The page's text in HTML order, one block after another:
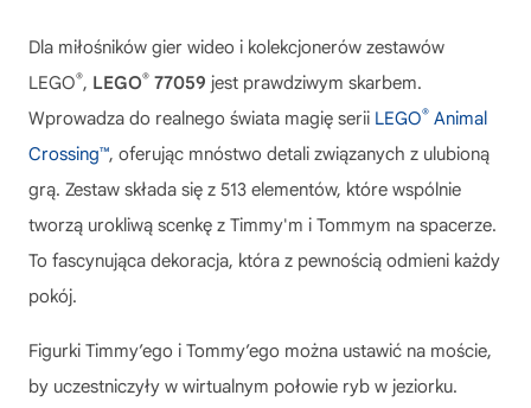
Dla miłośników gier wideo i kolekcjonerów zestawów
LEGO®, LEGO® 77059 jest prawdziwym skarbem.
Wprowadza do realnego świata magię serii LEGO® Animal
Crossing™, oferując mnóstwo detali związanych z ulubioną
grą. Zestaw składa się z 513 elementów, które wspólnie
tworzą urokliwą scenkę z Timmy'm i Tommym na spacerze.
To fascynująca dekoracja, która z pewnością odmieni każdy
pokój.
Figurki Timmy’ego i Tommy’ego można ustawić na moście,
by uczestniczyły w wirtualnym połowie ryb w jeziorku.